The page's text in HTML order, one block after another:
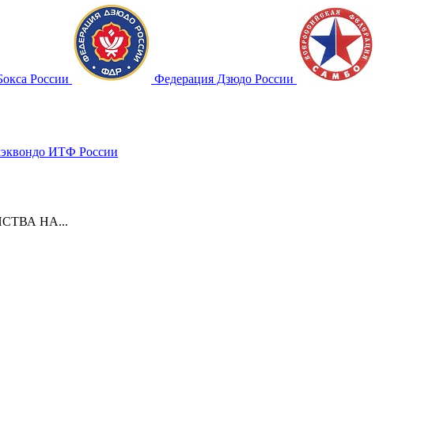
России Федерация Дзюдо России
ИТФ России
НА...